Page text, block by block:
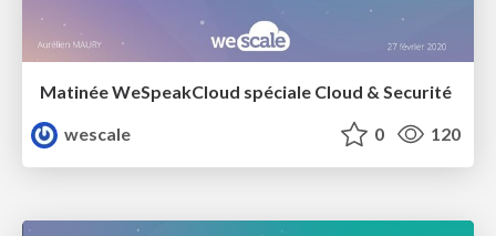
Matinée WeSpeakCloud spéciale Cloud & Securité
wescale
0 120